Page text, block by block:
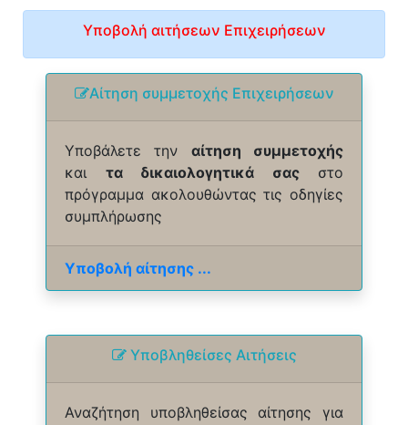
Υποβολή αιτήσεων Επιχειρήσεων
Αίτηση συμμετοχής Επιχειρήσεων
Υποβάλετε την αίτηση συμμετοχής
και τα δικαιολογητικά σαςστο
πρόγραμμα ακολουθώντας τις οδηγίες
συμπλήρωσης
Υποβολή αίτησης ...
Yποβληθείσες Αιτήσεις
Αναζήτηση υποβληθείσας αίτησης για